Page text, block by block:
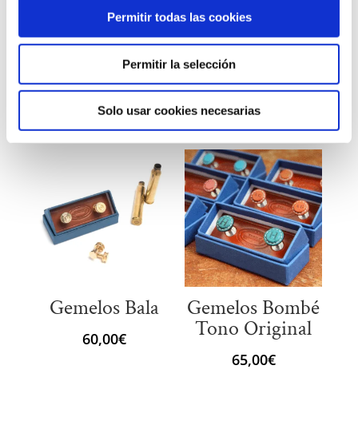
Permitir todas las cookies
Permitir la selección
Solo usar cookies necesarias
Caja de Gemelos
de 12
116,00€
Caja de Gemelos
de 4 uds.
83,00
Gemelos Bala
60,00€
Gemelos Bombé
Tono Original
65,00€